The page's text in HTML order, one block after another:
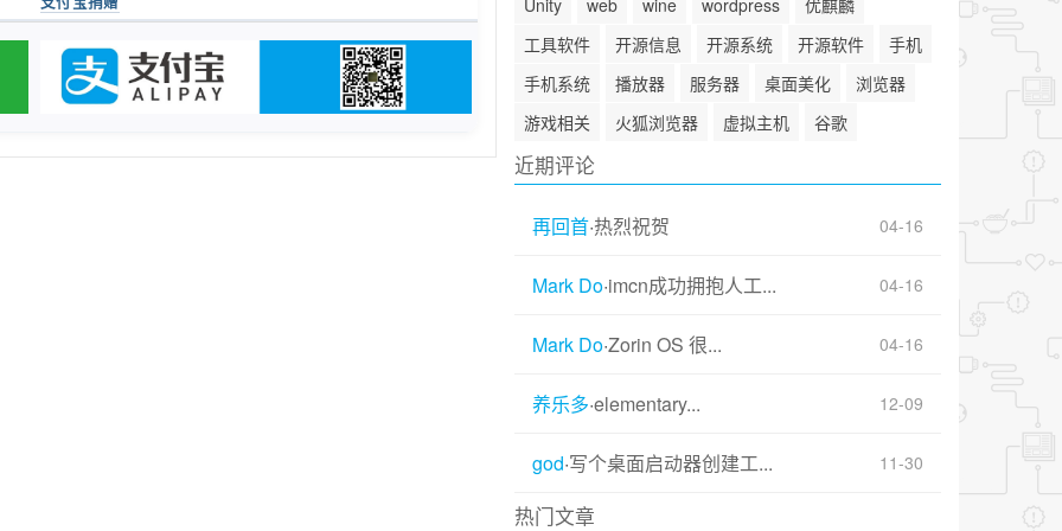
Unity web wine wordpress
优麒麟
工具软件
开源信息 开源系统 开源软件
手机
手机系统
播放器 服务器 桌面美化
浏览器
游戏相关
火狐浏览器 虚拟主机 谷歌
近期评论
再回首·热烈祝贺 04-16
Mark Do·imcn成功拥抱人工... 04-16
Mark Do·Zorin OS 很... 04-16
养乐多·elementary... 12-09
god·写个桌面启动器创建工... 11-30
热门文章